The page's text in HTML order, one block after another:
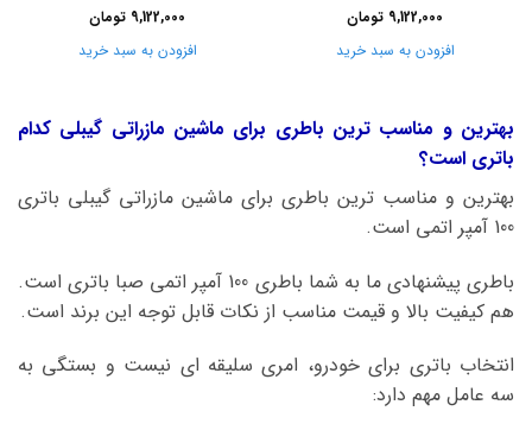
9,122,000 تومان
افزودن به سبد خرید
9,122,000 تومان
افزودن به سبد خرید
بهترین و مناسب ترین باطری برای ماشین مازراتی گیبلی کدام
باتری است؟
بهترین و مناسب ترین باطری برای ماشین مازراتی گیبلی باتری
100 آمپر اتمی است.
باطری پیشنهادی ما به شما باطری 100 آمپر اتمی صبا باتری است.
هم کیفیت بالا و قیمت مناسب از نکات قابل توجه این برند است.
انتخاب باتری برای خودرو، امری سلیقه ای نیست و بستگی به
سه عامل مهم دارد: